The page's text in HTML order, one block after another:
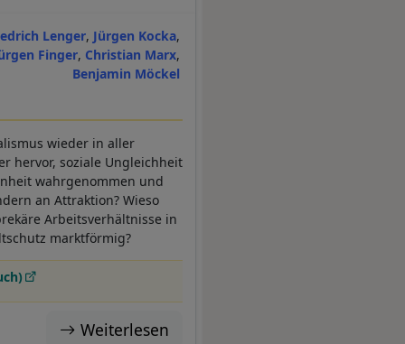
Lenger Jürgen Kocka
Finger Christian Marx
Benjamin Möckel
wieder in aller
hervor, soziale Ungleichheit
wahrgenommen und
an Attraktion? Wieso
Arbeitsverhältnisse in
marktförmig?
Weiterlesen